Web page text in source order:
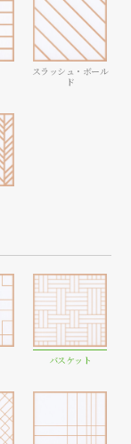
スラッシュ・ ボール
ド
バスケット